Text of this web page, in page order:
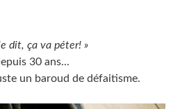
dit, ça va péter! »
30 ans...
un baroud de défaitisme.